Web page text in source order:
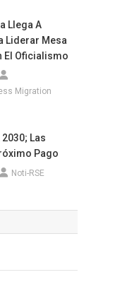
Llega A
Liderar Mesa
El Oficialismo
Migration
Las
Pago
Noti-RSE